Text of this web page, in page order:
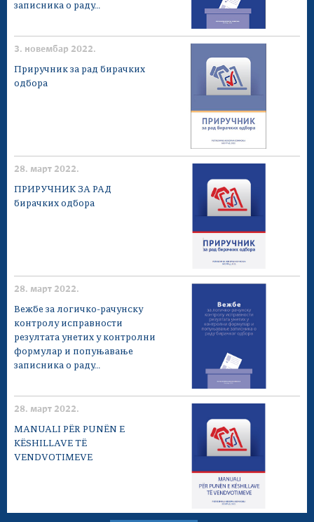
записника о раду...
3. новембар 2022.
Приручник за рад бирачких
одбора
28. март 2022.
ПРИРУЧНИК ЗА РАД
бирачких одбора
28. март 2022.
Вежбе за логичко-рачунску
контролу исправности
резултата унетих у контролни
формулар и попуњавање
записника о раду...
28. март 2022.
MANUALI PËR PUNËN E
KËSHILLAVE TË
VENDVOTIMEVE